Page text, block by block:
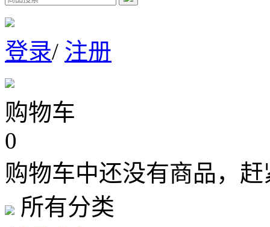
登录/ 注册
购物车
0
购物车中还没有商品，
所有分类